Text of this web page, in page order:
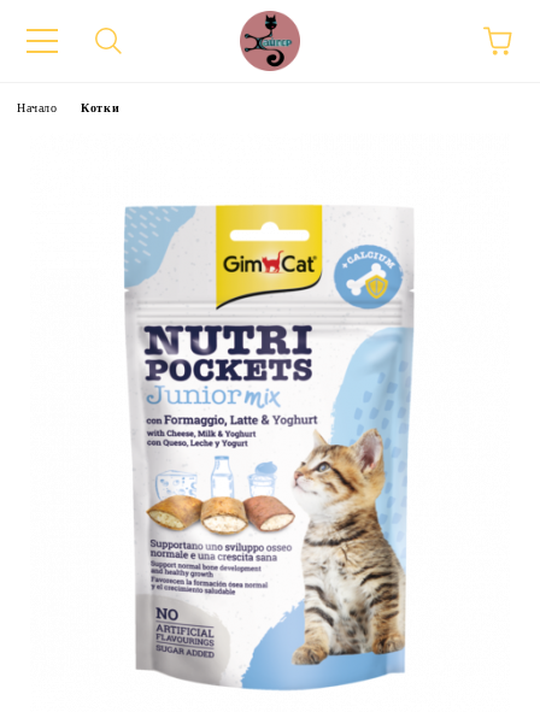
Начало Котки